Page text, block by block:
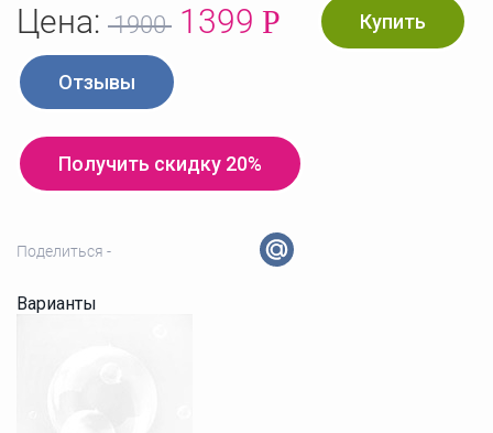
Цена: 1900 1399 Р Купить
Отзывы
Получить скидку 20%
Поделиться -
Варианты